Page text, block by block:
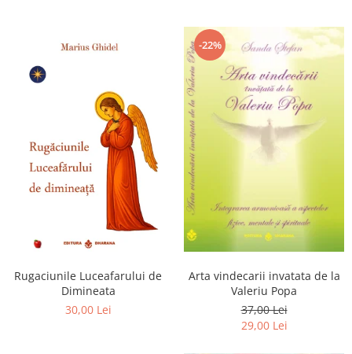
Rugaciunile Luceafarului de
Dimineata
30,00 Lei
-22%
Arta vindecarii invatata de la
Valeriu Popa
37,00 Lei
29,00 Lei